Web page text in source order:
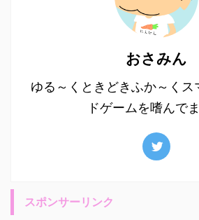
おさみん
ゆる～くときどきふか～くス
ドゲームを嗜んでま
スポンサーリンク